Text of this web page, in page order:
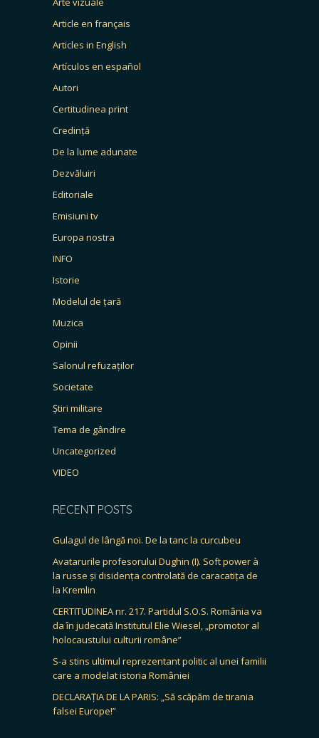
Article en français
Articles in English
Artículos en español
Autori
Certitudinea print
Credință
De la lume adunate
Dezvăluiri
Editoriale
Emisiuni tv
Europa nostra
INFO
Istorie
Modelul de țară
Muzica
Opinii
Salonul refuzaților
Societate
Știri militare
Tema de gândire
Uncategorized
VIDEO
RECENT POSTS
Gulagul de lângă noi. De la tanc la curcubeu
Avatarurile profesorului Dughin (I). Soft power à
la russe și disidența controlată de caracatița de
la Kremlin
CERTITUDINEA nr. 217. Partidul S.O.S. România va
da în judecată Institutul Elie Wiesel, „promotor al
holocaustului culturii române”
S-a stins ultimul reprezentant politic al unei familii
care a modelat istoria României
DECLARAȚIA DE LA PARIS: „Să scăpăm de tirania
falsei Europe!”